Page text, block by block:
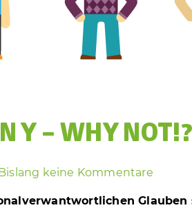
Y – WHY NOT!?
keine Kommentare